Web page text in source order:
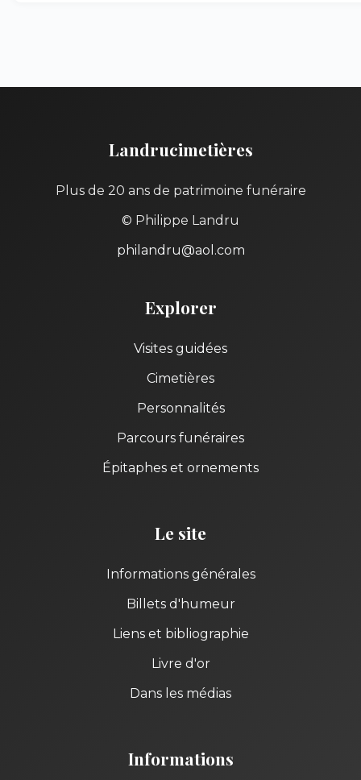
Landrucimetières
Plus de 20 ans de patrimoine funéraire
© Philippe Landru
philandru@aol.com
Explorer
Visites guidées
Cimetières
Personnalités
Parcours funéraires
Épitaphes et ornements
Le site
Informations générales
Billets d'humeur
Liens et bibliographie
Livre d'or
Dans les médias
Informations